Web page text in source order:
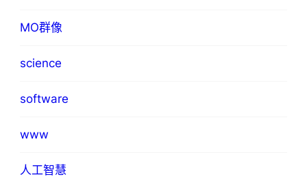
MO群像
science
software
www
人工智慧